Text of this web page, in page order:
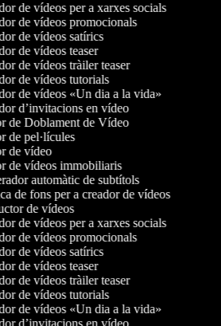
de vídeos per a xarxes socials
de vídeos promocionals
de vídeos satírics
de vídeos teaser
de vídeos tràiler teaser
de vídeos tutorials
de vídeos «Un dia a la vida»
d’invitacions en vídeo
de Doblament de Vídeo
pel·lícules
de vídeo
de vídeos immobiliaris
automàtic de subtítols
de fons per a creador de vídeos
de vídeos
de vídeos per a xarxes socials
de vídeos promocionals
de vídeos satírics
de vídeos teaser
de vídeos tràiler teaser
de vídeos tutorials
de vídeos «Un dia a la vida»